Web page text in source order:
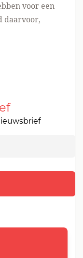
voor een
daarvoor,